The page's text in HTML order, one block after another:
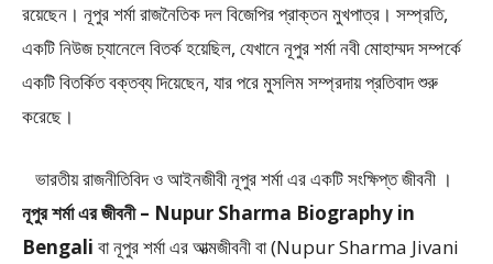
রয়েছেন। নূপুর শর্মা রাজনৈতিক দল বিজেপির প্রাক্তন মুখপাত্র। সম্প্রতি,
একটি নিউজ চ্যানেলে বিতর্ক হয়েছিল, যেখানে নূপুর শর্মা নবী মোহাম্মদ সম্পর্কে
একটি বিতর্কিত বক্তব্য দিয়েছেন, যার পরে মুসলিম সম্প্রদায় প্রতিবাদ শুরু
করেছে।
ভারতীয় রাজনীতিবিদ ও আইনজীবী নূপুর শর্মা এর একটি সংক্ষিপ্ত জীবনী ।
নূপুর শর্মা এর জীবনী – Nupur Sharma Biography in
Bengali বা নূপুর শর্মা এর আত্মজীবনী বা (Nupur Sharma Jivani